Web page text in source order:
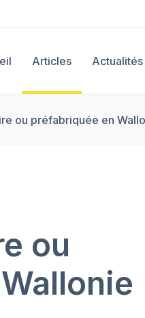
Articles Actualités
ou préfabriquée en
ou